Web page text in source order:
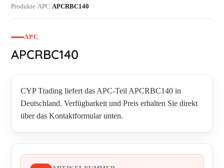
Produkte›APC›APCRBC140
APC
APCRBC140
CYP Trading liefert das APC-Teil APCRBC140 in
Deutschland. Verfügbarkeit und Preis erhalten Sie direkt
über das Kontaktformular unten.